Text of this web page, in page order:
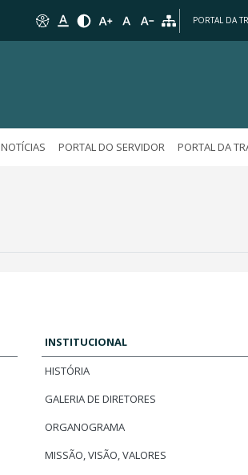
PORTAL DA
NOTÍCIAS PORTAL DO SERVIDOR PORTAL DA
INSTITUCIONAL
HISTÓRIA
GALERIA DE DIRETORES
ORGANOGRAMA
MISSÃO, VISÃO, VALORES